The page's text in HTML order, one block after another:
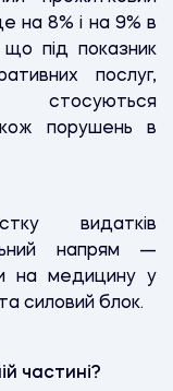
на 8% і на 9% в
що під показник
послуг,
порушень в
видатків
напрям —
на медицину у
силовий блок.
частині?